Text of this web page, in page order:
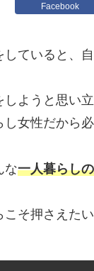
Facebook
ていると、
しようと思い
し女性だから
な一人暮らし
そ押さえた